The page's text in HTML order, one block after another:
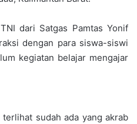
dari Satgas Pamtas Yonif
dengan para siswa-siswi
kegiatan belajar mengajar
sudah ada yang akrab